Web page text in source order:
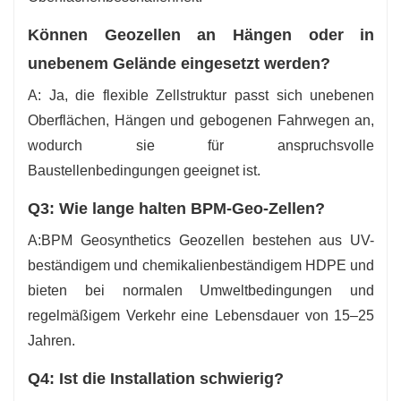
Können Geozellen an Hängen oder in
unebenem Gelände eingesetzt werden?
A: Ja, die flexible Zellstruktur passt sich unebenen
Oberflächen, Hängen und gebogenen Fahrwegen an,
wodurch sie für anspruchsvolle
Baustellenbedingungen geeignet ist.
Q3: Wie lange halten BPM-Geo-Zellen?
A:BPM Geosynthetics Geozellen bestehen aus UV-
beständigem und chemikalienbeständigem HDPE und
bieten bei normalen Umweltbedingungen und
regelmäßigem Verkehr eine Lebensdauer von 15–25
Jahren.
Q4: Ist die Installation schwierig?